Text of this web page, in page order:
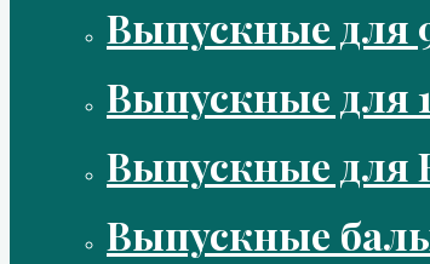
Выпускные для
Выпускные для
Выпускные для
Выпускные